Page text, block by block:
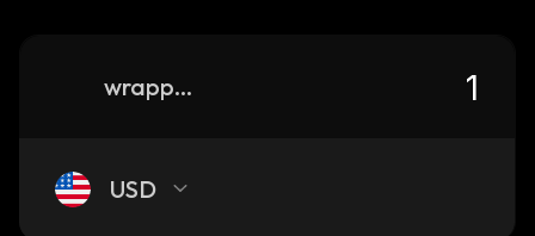
wrapped-roush-fenway-keselowski-kayen
USD